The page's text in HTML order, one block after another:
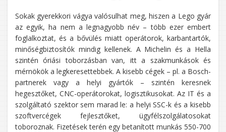
Sokak gyerekkori vágya valósulhat meg, hiszen a Lego gyár
az egyik, ha nem a legnagyobb név – több ezer embert
foglalkoztat, és a bővülés miatt operátorok, karbantartók,
minőségbiztosítók mindig kellenek. A Michelin és a Hella
szintén óriási toborzásban van, itt a szakmunkások és
mérnökök a legkeresettebbek. A kisebb cégek – pl. a Bosch-
partnerek vagy a helyi gyártók – szintén keresnek
hegesztőket, CNC-operátorokat, logisztikusokat. Az IT és a
szolgáltató szektor sem marad le: a helyi SSC-k és a kisebb
szoftvercégek fejlesztőket, ügyfélszolgálatosokat
toboroznak. Fizetések terén egy betanított munkás 550-700